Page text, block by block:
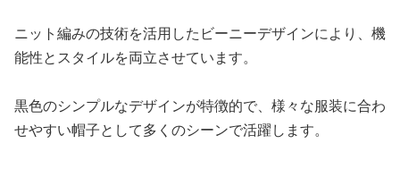
ニット編みの技術を活用したビーニーデザインにより、機
能性とスタイルを両立させています。
黒色のシンプルなデザインが特徴的で、様々な服装に合わ
せやすい帽子として多くのシーンで活躍します。